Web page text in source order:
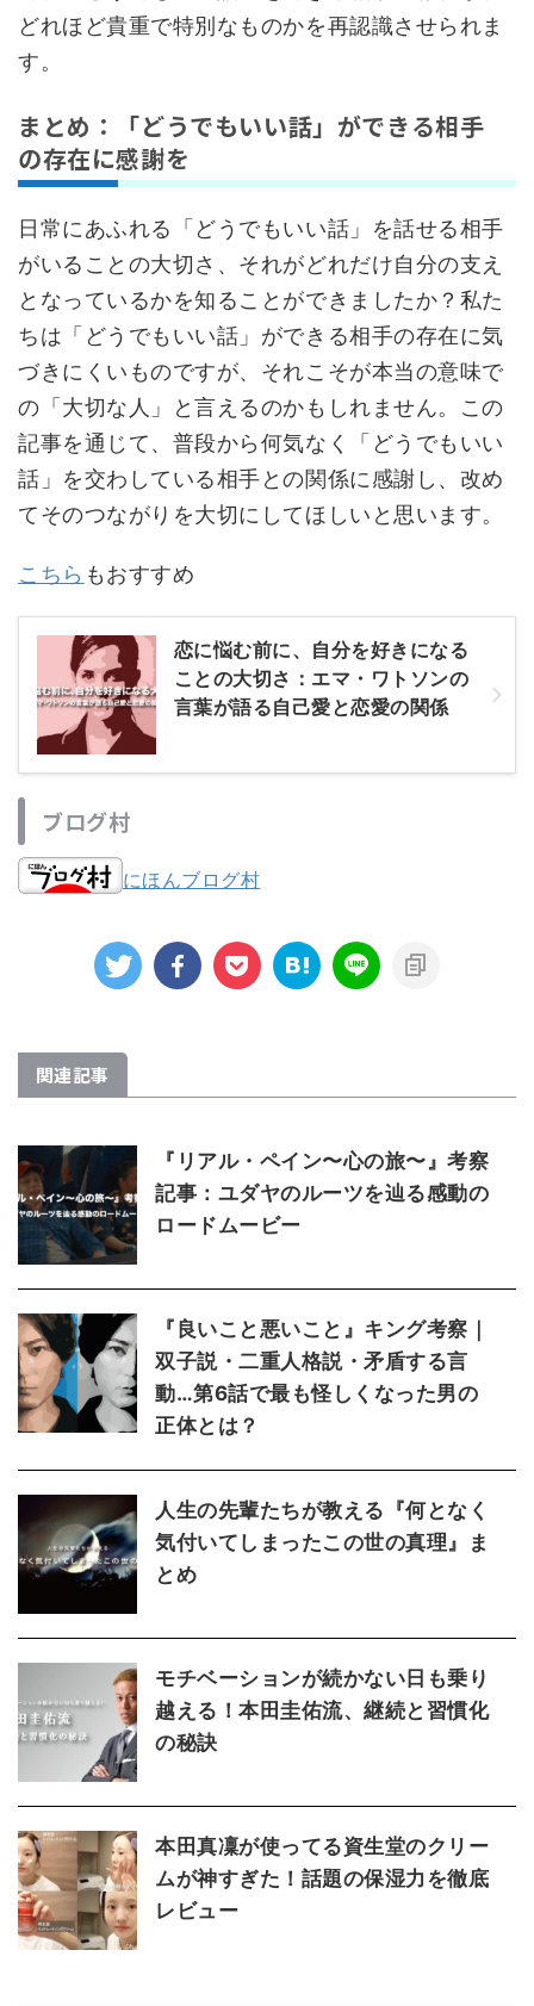
どれほど貴重で特別なものかを再認識させられま
す。
まとめ：「どうでもいい話」ができる相手
の存在に感謝を
日常にあふれる「どうでもいい話」を話せる相手
がいることの大切さ、それがどれだけ自分の支え
となっているかを知ることができましたか？私た
ちは「どうでもいい話」ができる相手の存在に気
づきにくいものですが、それこそが本当の意味で
の「大切な人」と言えるのかもしれません。この
記事を通じて、普段から何気なく「どうでもいい
話」を交わしている相手との関係に感謝し、改め
てそのつながりを大切にしてほしいと思います。
こちら もおすすめ
恋に悩む前に、自分を好きになる
ことの大切さ：エマ・ワトソンの
言葉が語る自己愛と恋愛の関係
ブログ村
にほんブログ村
関連記事
『リアル・ペイン〜心の旅〜』考察
記事：ユダヤのルーツを辿る感動の
ロードムービー
『良いこと悪いこと』キング考察｜
双子説・二重人格説・矛盾する言
動…第6話で最も怪しくなった男の
正体とは？
人生の先輩たちが教える『何となく
気付いてしまったこの世の真理』ま
とめ
モチベーションが続かない日も乗り
越える！本田圭佑流、継続と習慣化
の秘訣
本田真凜が使ってる資生堂のクリー
ムが神すぎた！話題の保湿力を徹底
レビュー